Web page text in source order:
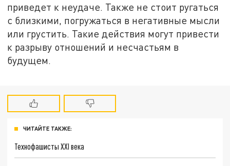
приведет к неудаче. Также не стоит ругаться
с близкими, погружаться в негативные мысли
или грустить. Такие действия могут привести
к разрыву отношений и несчастьям в
будущем.
ЧИТАЙТЕ ТАКЖЕ:
Технофашисты XXI века